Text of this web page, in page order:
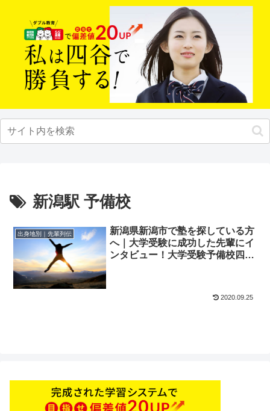
新潟駅 予備校
出身地別｜先輩列伝
新潟県新潟市で塾を探している方
へ｜大学受験に成功した先輩にイ
ンタビュー！大学受験予備校四谷
2020.09.25